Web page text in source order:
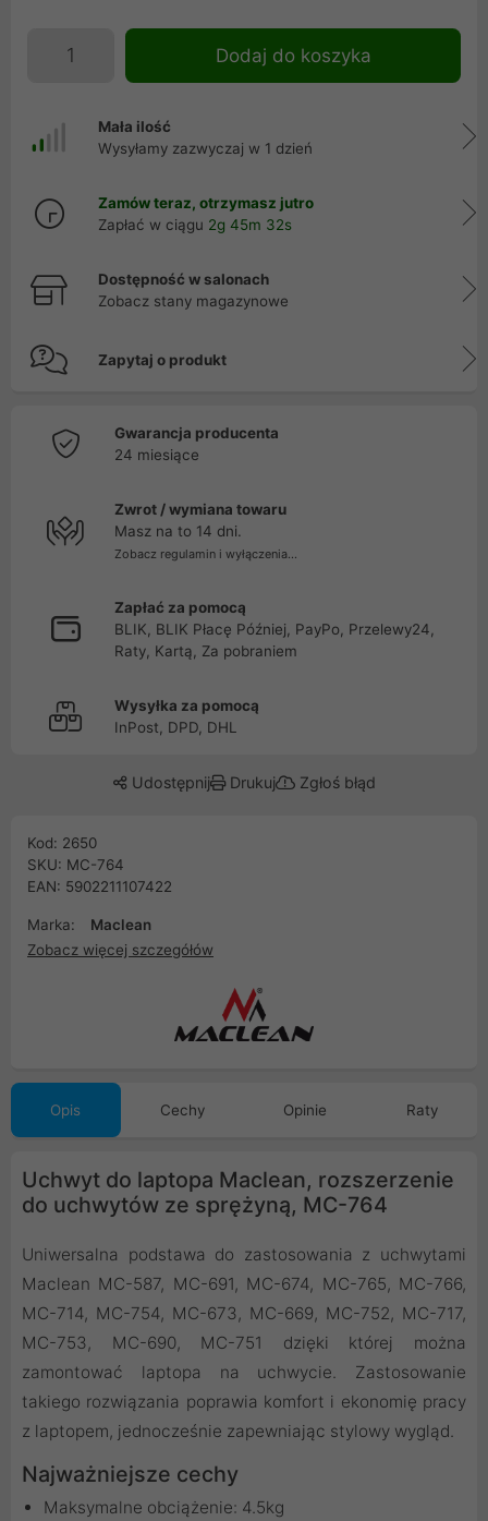
Dodaj do koszyka
Mała ilość
Wysyłamy zazwyczaj w 1 dzień
Zamów teraz, otrzymasz jutro
Zapłać w ciągu 2g 45m 32s
Dostępność w salonach
Zobacz stany magazynowe
Zapytaj o produkt
Gwarancja producenta
24 miesiące
Zwrot / wymiana towaru
Masz na to 14 dni.
Zobacz regulamin i wyłączenia...
Zapłać za pomocą
BLIK, BLIK Płacę Później, PayPo, Przelewy24,
Raty, Kartą, Za pobraniem
Wysyłka za pomocą
InPost, DPD, DHL
Udostępnij Drukuj Zgłoś błąd
Kod: 2650
SKU: MC-764
EAN: 5902211107422
Marka:
Maclean
Zobacz więcej szczegółów
Opis Cechy Opinie Raty
Uchwyt do laptopa Maclean, rozszerzenie
do uchwytów ze sprężyną, MC-764
Uniwersalna podstawa do zastosowania z uchwytami
Maclean MC-587, MC-691, MC-674, MC-765, MC-766,
MC-714, MC-754, MC-673, MC-669, MC-752, MC-717,
MC-753, MC-690, MC-751 dzięki której można
zamontować laptopa na uchwycie. Zastosowanie
takiego rozwiązania poprawia komfort i ekonomię pracy
z laptopem, jednocześnie zapewniając stylowy wygląd.
Najważniejsze cechy
Maksymalne obciążenie: 4.5kg